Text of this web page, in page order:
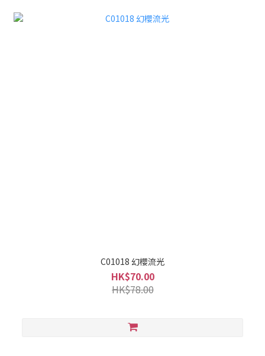
C01018 幻櫻流光
HK$70.00
HK$78.00